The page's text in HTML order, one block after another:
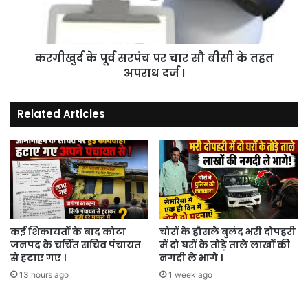
।
करगीखुर्द के पूर्व सरपंच पर चार सौ बीसी के तहत
अपराध दर्ज ।
Related Articles
कई शिकायतों के बाद कोटा
जनपद के चर्चित सचिव पंचायत
से हटाए गए ।
13 hours ago
चोरों के हौसले बुलंद भरी दोपहरी
में दो घरों के तोड़े ताले लाखों की
नगदी ले भागे ।
1 week ago